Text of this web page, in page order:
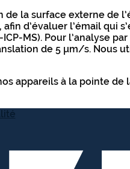
la surface externe de
d’évaluer l’émail qui
MS). Pour l’analyse
de 5 µm/s. Nous
appareils à la pointe de